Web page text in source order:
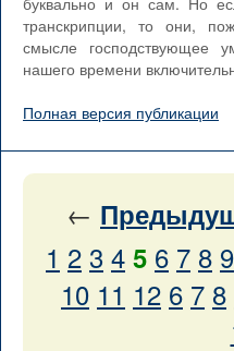
транскрипции, то они,
смысле господствующее
нашего времени
Полная версия публикации
←
1 2 3 4 5 6 7 8 9
10 11 12 6 7 8